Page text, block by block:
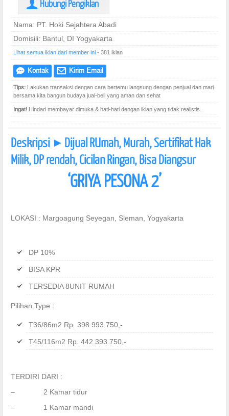
U Hubungi Pengiklan
Nama: PT. Hoki Sejahtera Abadi
Domisili: Bantul, DI Yogyakarta
Lihat semua iklan dari member ini - 381 iklan
e Kontak @ Kirim Email
Tips: Lakukan transaksi dengan cara bertemu langsung dengan penjual dan mari
bersama kita bangun budaya jual-beli yang aman dan sehat
Ingat! Hindari membayar dimuka & hati-hati dengan iklan yang tidak realistis.
Deskripsi ] Dijual RUmah, Murah, Sertifikat Hak
Milik, DP rendah, Cicilan Ringan, Bisa Diangsur
‘GRIYA PESONA 2’
LOKASI : Margoagung Seyegan, Sleman, Yogyakarta
DP 10%
BISA KPR
TERSEDIA 8UNIT RUMAH
Pilihan Type :
T36/86m2 Rp. 398.993.750,-
T45/116m2 Rp. 442.393.750,-
TERDIRI DARI :
– 2 Kamar tidur
– 1 Kamar mandi